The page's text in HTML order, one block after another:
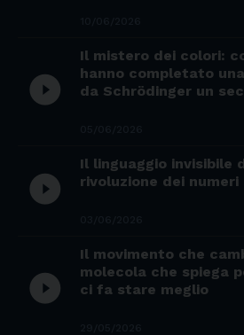
play_circle_filled
Il mistero dei colori:
hanno completato
da Schrödinger un
play_circle_filled
Il linguaggio invisibile
rivoluzione dei numeri
play_circle_filled
Il movimento che
molecola che spiega
ci fa stare meglio